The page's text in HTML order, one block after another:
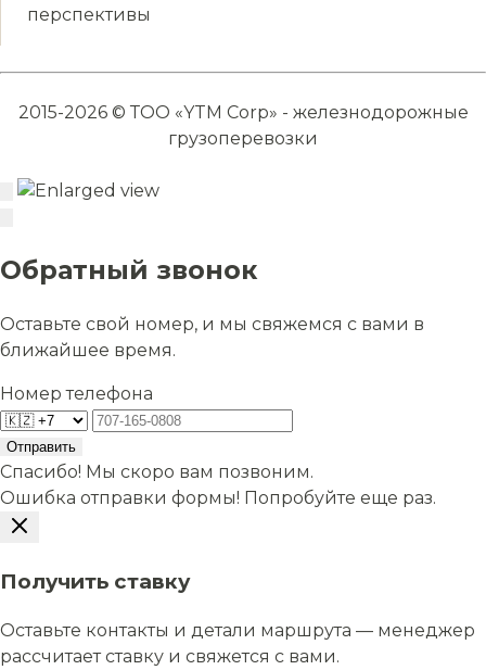
перспективы
2015-2026 © ТОО «YTM Corp» - железнодорожные
грузоперевозки
Обратный звонок
Оставьте свой номер, и мы свяжемся с вами в
ближайшее время.
Номер телефона
Отправить
Спасибо! Мы скоро вам позвоним.
Ошибка отправки формы! Попробуйте еще раз.
Получить ставку
Оставьте контакты и детали маршрута — менеджер
рассчитает ставку и свяжется с вами.